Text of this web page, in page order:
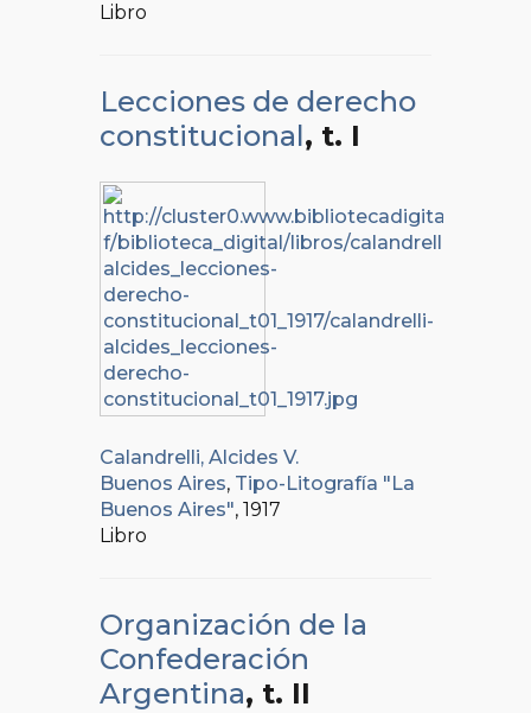
Libro
Lecciones de derecho
constitucional, t. I
Calandrelli, Alcides V.
Buenos Aires, Tipo-Litografía "La
Buenos Aires", 1917
Libro
Organización de la
Confederación
Argentina, t. II